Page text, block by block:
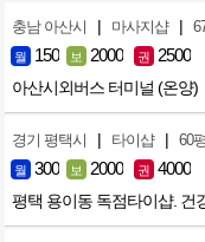
충남 아산시 | 마사지샵 |
월 150 보 2000 권 2500
아산시외버스 터미널 (온양)
경기 평택시 | 타이샵 | 60평
월 300 보 2000 권 4000
평택 용이동 독점타이샵. 건